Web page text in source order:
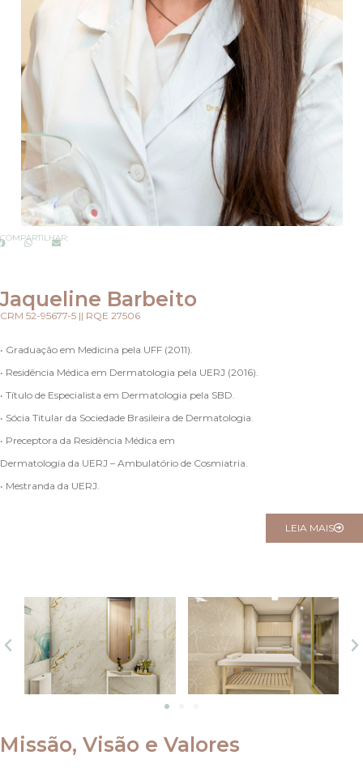
Jaqueline Barbeito
CRM 52-95677-5 || RQE 27506
• Graduação em Medicina pela UFF (2011).
• Residência Médica em Dermatologia pela UERJ (2016).
• Título de Especialista em Dermatologia pela SBD.
• Sócia Titular da Sociedade Brasileira de Dermatologia.
• Preceptora da Residência Médica em
Dermatologia da UERJ – Ambulatório de Cosmiatria.
• Mestranda da UERJ.
LEIA MAIS
COMPARTILHAR:
Missão, Visão e Valores